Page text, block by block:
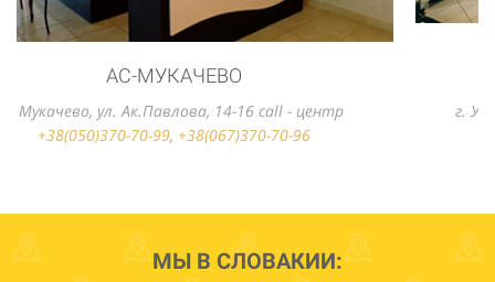
АС-УЖГОРОД
г. Ужгород, вул. Станционная, 2 call - центр
+38(050)370-70-99,+38(067)370-70-96
МЫ В СЛОВАКИИ: